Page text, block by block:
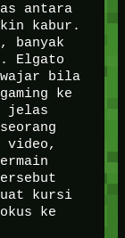
antara
kabur.
banyak
Elgato
wajar bila
ke
jelas
video,
kursi
ke